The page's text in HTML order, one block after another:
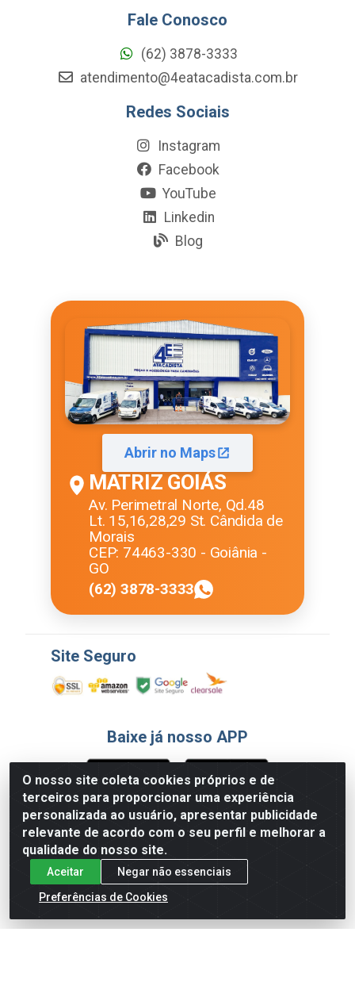
O nosso site coleta cookies próprios e de
terceiros para proporcionar uma experiência
personalizada ao usuário, apresentar publicidade
relevante de acordo com o seu perfil e melhorar a
qualidade do nosso site.
Aceitar
Negar não essenciais
Preferências de Cookies
Fale Conosco
(62) 3878-3333
atendimento@4eatacadista.com.br
Redes Sociais
Instagram
Facebook
YouTube
Linkedin
Blog
Abrir no Maps
MATRIZ GOIÁS
Av. Perimetral Norte, Qd.48
Lt. 15,16,28,29 St. Cândida de
Morais
CEP: 74463-330 - Goiânia -
GO
(62) 3878-3333
Site Seguro
Baixe já nosso APP
Formas de Pagamento